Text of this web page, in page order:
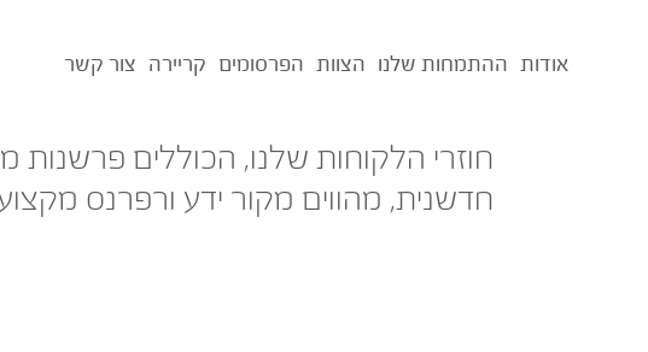
אודות ההתמחות שלנו הצוות הפרסומים קריירה צור קשר
חוזרי הלקוחות שלנו, הכוללים פרשנות
חדשנית, מהווים מקור ידע ורפרנס